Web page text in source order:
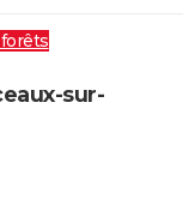
sur-